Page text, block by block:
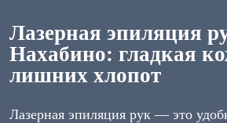
Лазерная эпиляция
Нахабино: гладкая
лишних хлопот
Лазерная эпиляция рук — это